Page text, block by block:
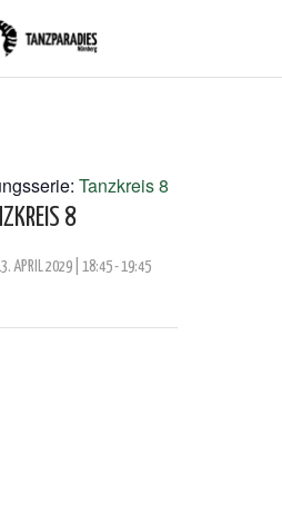
Tanzkreis 8
8
APRIL 2029 | 18:45-19:45